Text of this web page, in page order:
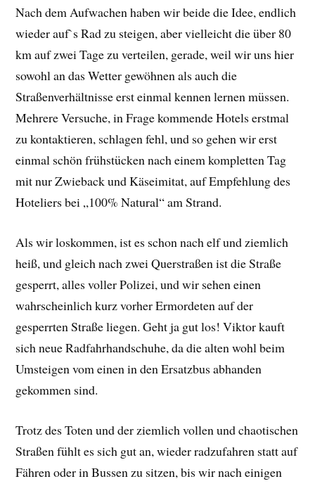
Nach dem Aufwachen haben wir beide die Idee, endlich
wieder auf`s Rad zu steigen, aber vielleicht die über 80
km auf zwei Tage zu verteilen, gerade, weil wir uns hier
sowohl an das Wetter gewöhnen als auch die
Straßenverhältnisse erst einmal kennen lernen müssen.
Mehrere Versuche, in Frage kommende Hotels erstmal
zu kontaktieren, schlagen fehl, und so gehen wir erst
einmal schön frühstücken nach einem kompletten Tag
mit nur Zwieback und Käseimitat, auf Empfehlung des
Hoteliers bei „100% Natural“ am Strand.
Als wir loskommen, ist es schon nach elf und ziemlich
heiß, und gleich nach zwei Querstraßen ist die Straße
gesperrt, alles voller Polizei, und wir sehen einen
wahrscheinlich kurz vorher Ermordeten auf der
gesperrten Straße liegen. Geht ja gut los! Viktor kauft
sich neue Radfahrhandschuhe, da die alten wohl beim
Umsteigen vom einen in den Ersatzbus abhanden
gekommen sind.
Trotz des Toten und der ziemlich vollen und chaotischen
Straßen fühlt es sich gut an, wieder radzufahren statt auf
Fähren oder in Bussen zu sitzen, bis wir nach einigen